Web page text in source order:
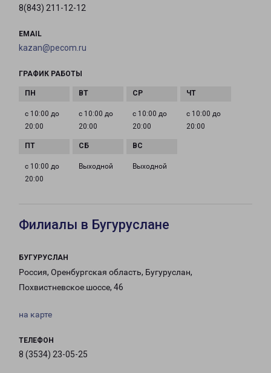
8(843) 211-12-12
EMAIL
kazan@pecom.ru
ГРАФИК РАБОТЫ
с 10:00 до
20:00
с 10:00 до
20:00
с 10:00 до
20:00
с 10:00 до
20:00
с 10:00 до
20:00
Выходной Выходной
Филиалы в Бугуруслане
БУГУРУСЛАН
Россия, Оренбургская область, Бугуруслан,
Похвистневское шоссе, 46
на карте
ТЕЛЕФОН
8 (3534) 23-05-25